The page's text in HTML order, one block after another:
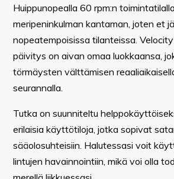
Huippunopealla 60 rpm:n
meripeninkulman kantaman, joten et
nopeatempoisissa tilanteissa.
päivitys on aivan omaa luokkaansa,
törmäysten välttämisen
seurannalla.
Tutka on suunniteltu
erilaisia käyttötiloja, jotka sopivat
sääolosuhteisiin. Halutessasi voit
lintujen havainnointiin, mikä voi olla